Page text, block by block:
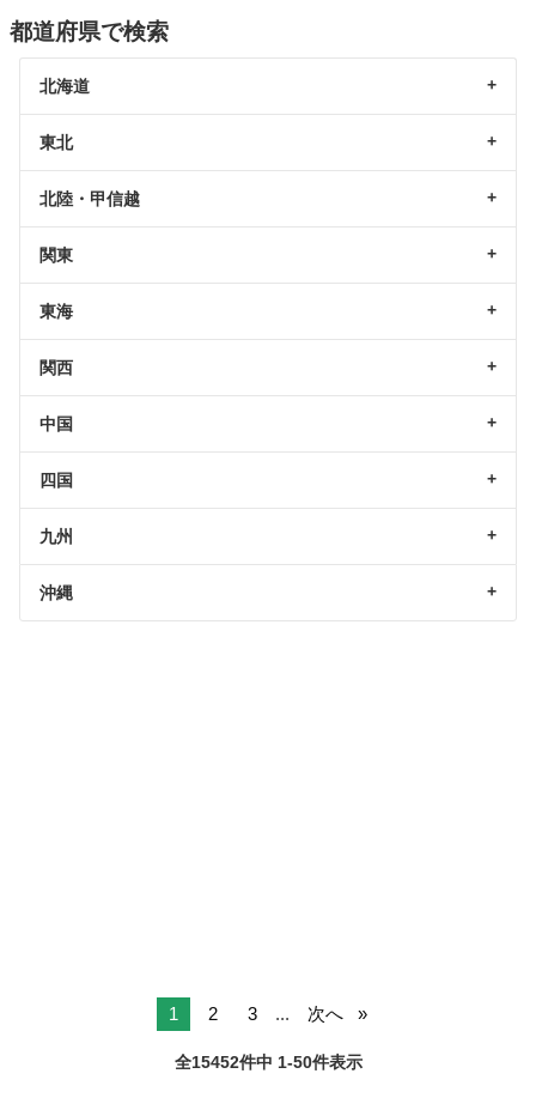
都道府県で検索
北海道
東北
北陸・甲信越
関東
東海
関西
中国
四国
九州
沖縄
1 2 3 ... 次へ
全15452件中 1-50件表示